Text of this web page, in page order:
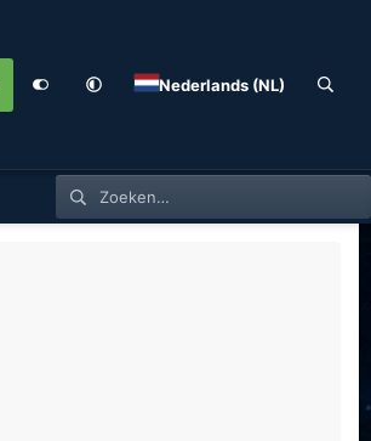
Nederlands (NL)